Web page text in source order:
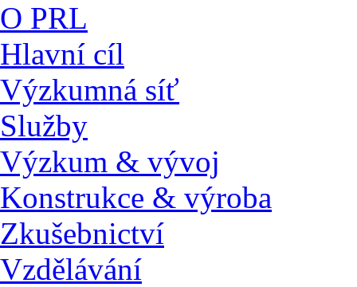
O PRL
Hlavní cíl
Výzkumná síť
Služby
Výzkum & vývoj
Konstrukce & výroba
Zkušebnictví
Vzdělávání